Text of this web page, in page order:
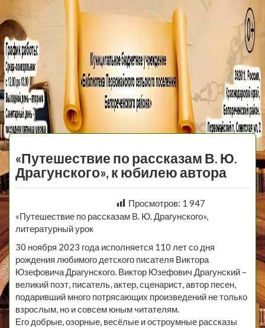
МБУ Библиотека
Первомайского
Сельского
Поселения
«Путешествие по рассказам В. Ю.
Драгунского», к юбилею автора
Просмотров: 1 947
«Путешествие по рассказам В. Ю. Драгунского»,
литературный урок
30 ноября 2023 года исполняется 110 лет со дня
рождения любимого детского писателя Виктора
Юзефовича Драгунского. Виктор Юзефович Драгунский –
великий поэт, писатель, актер, сценарист, автор песен,
подаривший много потрясающих произведений не только
взрослым, но и совсем юным читателям.
Его добрые, озорные, весёлые и остроумные рассказы